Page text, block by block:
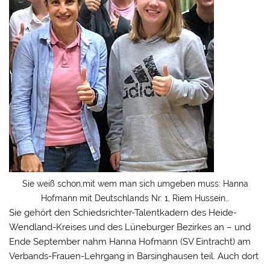
Sie weiß schon,mit wem man sich umgeben muss: Hanna
Hofmann mit Deutschlands Nr. 1, Riem Hussein…
Sie gehört den Schiedsrichter-Talentkadern des Heide-
Wendland-Kreises und des Lüneburger Bezirkes an – und
Ende September nahm Hanna Hofmann (SV Eintracht) am
Verbands-Frauen-Lehrgang in Barsinghausen teil. Auch dort